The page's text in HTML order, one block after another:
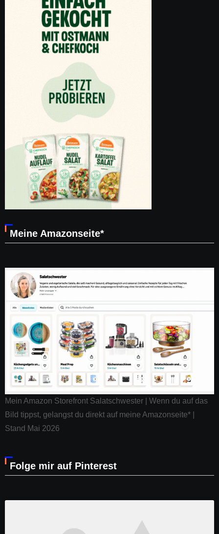
Meine Amazonseite*
Mein Amazon Storefront Salatschwester | Wenn du auf das
Bild tippst, gelangst du direkt auf meine Amazonseite* |
Stand Mai 2026
Folge mir auf Pinterest